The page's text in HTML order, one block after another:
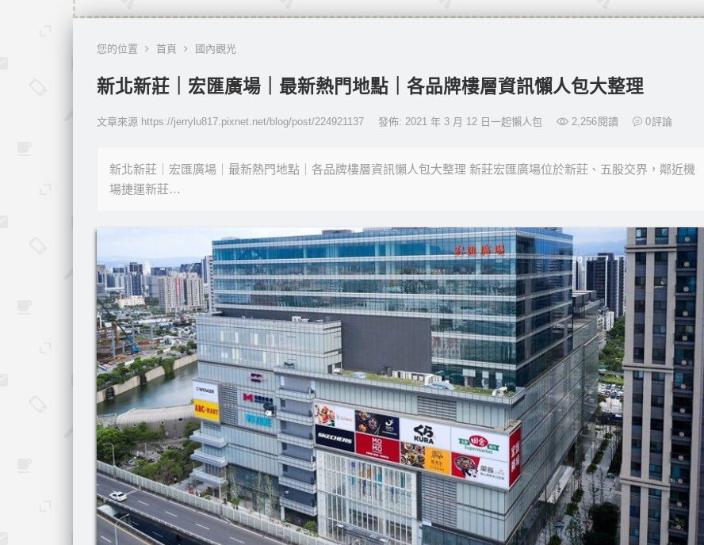
您的位置 首頁 國內觀光
新北新莊｜宏匯廣場｜最新熱門地點｜各品牌樓層資訊懶人包大整理
文章來源 https://jerrylu817.pixnet.net/blog/post/224921137 發佈: 2021 年 3 月 12 日一起懶人包 2,256 閱讀 0評論
新北新莊｜宏匯廣場｜最新熱門地點｜各品牌樓層資訊懶人包大整理 新莊宏匯廣場位於新莊、五股交界，鄰近機
場捷運新莊…